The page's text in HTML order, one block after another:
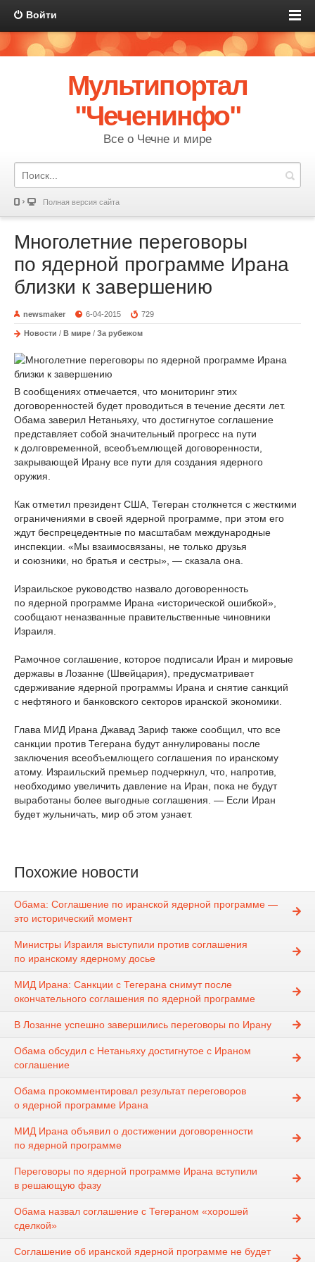
Войти
Мультипортал
"Чеченинфо"
Все о Чечне и мире
Полная версия сайта
Многолетние переговоры
по ядерной программе Ирана
близки к завершению
newsmaker 6-04-2015 729
Новости / В мире / За рубежом
В сообщениях отмечается, что мониторинг этих
договоренностей будет проводиться в течение десяти лет.
Обама заверил Нетаньяху, что достигнутое соглашение
представляет собой значительный прогресс на пути
к долговременной, всеобъемлющей договоренности,
закрывающей Ирану все пути для создания ядерного
оружия.
Как отметил президент США, Тегеран столкнется с жесткими
ограничениями в своей ядерной программе, при этом его
ждут беспрецедентные по масштабам международные
инспекции. «Мы взаимосвязаны, не только друзья
и союзники, но братья и сестры», — сказала она.
Израильское руководство назвало договоренность
по ядерной программе Ирана «исторической ошибкой»,
сообщают неназванные правительственные чиновники
Израиля.
Рамочное соглашение, которое подписали Иран и мировые
державы в Лозанне (Швейцария), предусматривает
сдерживание ядерной программы Ирана и снятие санкций
с нефтяного и банковского секторов иранской экономики.
Глава МИД Ирана Джавад Зариф также сообщил, что все
санкции против Тегерана будут аннулированы после
заключения всеобъемлющего соглашения по иранскому
атому. Израильский премьер подчеркнул, что, напротив,
необходимо увеличить давление на Иран, пока не будут
выработаны более выгодные соглашения. — Если Иран
будет жульничать, мир об этом узнает.
Похожие новости
Обама: Соглашение по иранской ядерной программе —
это исторический момент
Министры Израиля выступили против соглашения
по иранскому ядерному досье
МИД Ирана: Санкции с Тегерана снимут после
окончательного соглашения по ядерной программе
В Лозанне успешно завершились переговоры по Ирану
Обама обсудил с Нетаньяху достигнутое с Ираном
соглашение
Обама прокомментировал результат переговоров
о ядерной программе Ирана
МИД Ирана объявил о достижении договоренности
по ядерной программе
Переговоры по ядерной программе Ирана вступили
в решающую фазу
Обама назвал соглашение с Тегераном «хорошей
сделкой»
Соглашение об иранской ядерной программе не будет